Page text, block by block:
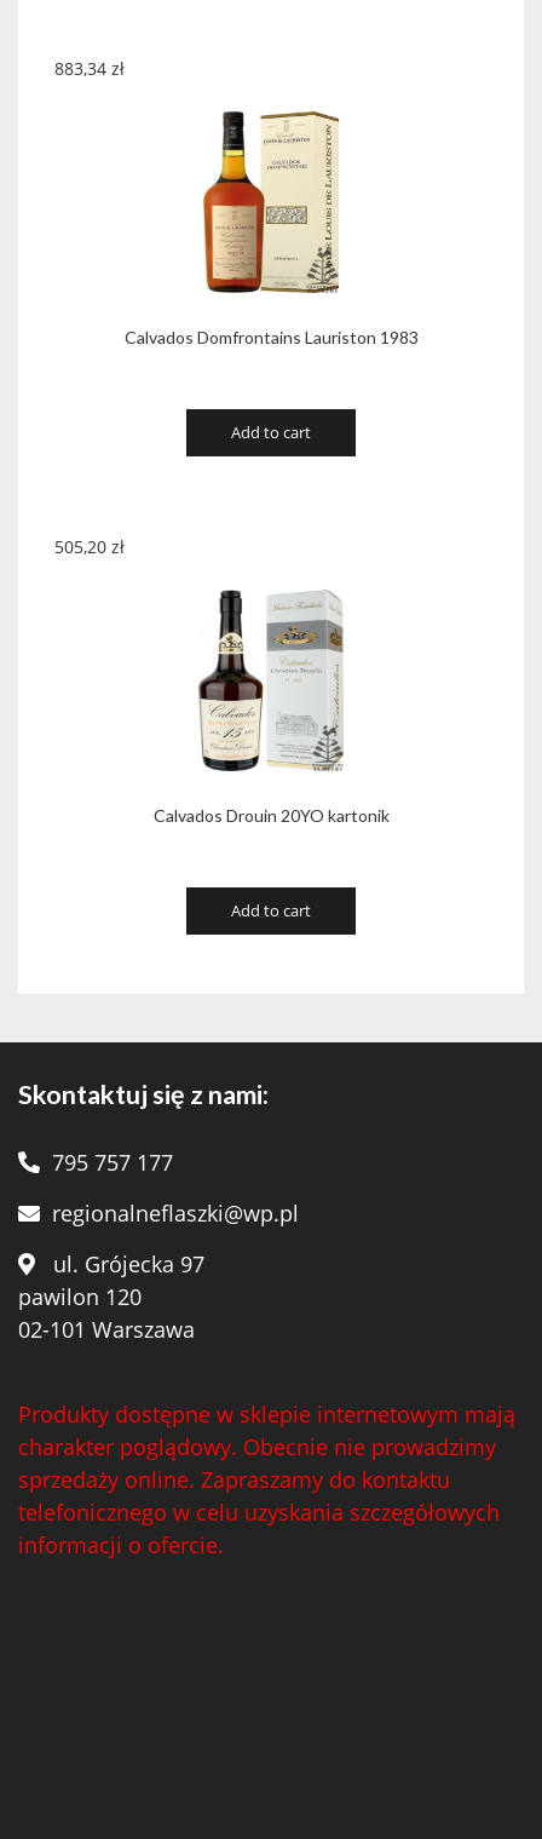
Calvados Domfrontains Lauriston 1983
883,34 zł
Add to cart
Calvados Drouin 20YO kartonik
505,20 zł
Add to cart
Skontaktuj się z nami:
795 757 177
regionalneflaszki@wp.pl
ul. Grójecka 97
pawilon 120
02-101 Warszawa
Produkty dostępne w sklepie internetowym mają
charakter poglądowy. Obecnie nie prowadzimy
sprzedaży online. Zapraszamy do kontaktu
telefonicznego w celu uzyskania szczegółowych
informacji o ofercie.